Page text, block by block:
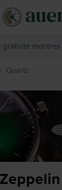
gratuite montres
Quartz